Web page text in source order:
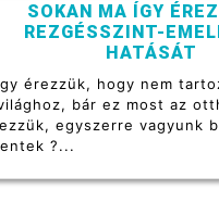
SOKAN MA ÍGY
REZGÉSSZINT-
HATÁSÁT
érezzük, hogy nem
bár ez most az
egyszerre vagyunk
?...